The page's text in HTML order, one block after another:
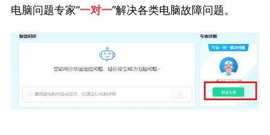
电脑问题专家“一对一”解决各类电脑故障问题。